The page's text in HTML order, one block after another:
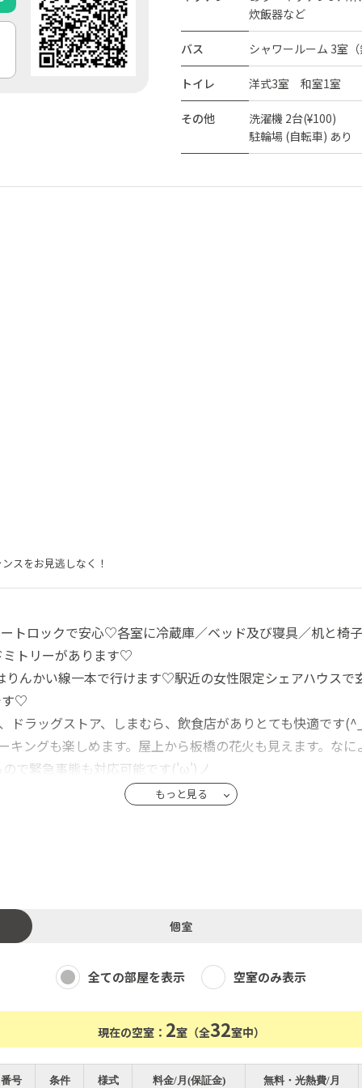
炊飯器など
バス シャワールーム 3室
トイレ 洋式3室 和室1室
その他
洗濯機 2台(¥100)
駐輪場 (自転車) あり
スをお見逃しなく！
トロックで安心♡各室に冷蔵庫／ベッド及び寝具／机と椅
トリーがあります♡
んかい線一本で行けます♡駅近の女性限定シェアハウスで
す♡
ドラッグストア、しまむら、飲食店がありとても快適で
ングも楽しめます。屋上から板橋の花火も見えます。な
で緊急事態も対応可能です('ω')ノ
もっと見る
個室
全ての部屋を表示 空室のみ表示
現在の空室： 2室（全32室中）
番号 条件 様式 料金/月(保証金) 無料・光熱費/月